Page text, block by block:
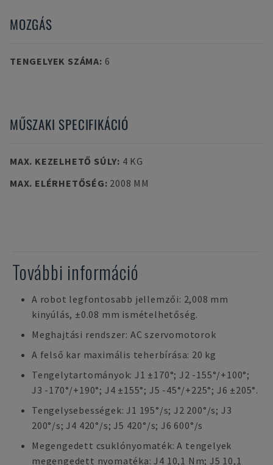
MOZGÁS
TENGELYEK SZÁMA: 6
MŰSZAKI SPECIFIKÁCIÓ
MAX. KEZELHETŐ SÚLY: 4 KG
MAX. ELÉRHETŐSÉG: 2008 MM
További információ
A robot legfontosabb jellemzői: 2,008 mm
kinyúlás, ±0.08 mm ismételhetőség.
Meghajtási rendszer: AC szervomotorok
A felső kar maximális teherbírása: 20 kg
Tengelytartományok: J1 ±170°; J2 -155°/+100°;
J3 -170°/+190°; J4 ±155°; J5 -45°/+225°; J6 ±205°.
Tengelysebességek: J1 195°/s; J2 200°/s; J3
200°/s; J4 420°/s; J5 420°/s; J6 600°/s
Megengedett csuklónyomaték: A tengelyek
megengedett nyomatéka: J4 10,1 Nm; J5 10,1